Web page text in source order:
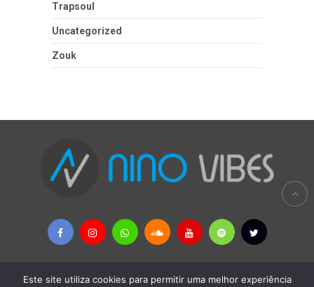
Trapsoul
Uncategorized
Zouk
Este site utiliza cookies para permitir uma melhor experiência